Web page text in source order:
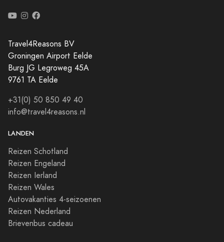
Travel4Reasons BV
Groningen Airport Eelde
Burg JG Legroweg 45A
9761 TA Eelde
+31(0) 50 850 49 40
info@travel4reasons.nl
LANDEN
Reizen Schotland
Reizen Engeland
Reizen Ierland
Reizen Wales
Autovakanties 4-seizoenen
Reizen Nederland
Brievenbus cadeau